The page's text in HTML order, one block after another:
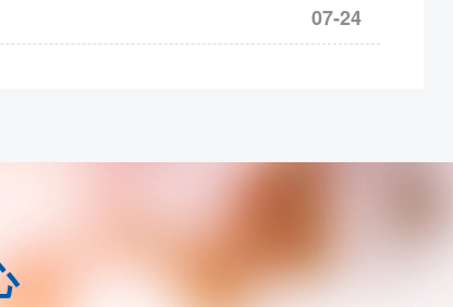
约保证金调整为22%，ps2609合约保证金调
07-24